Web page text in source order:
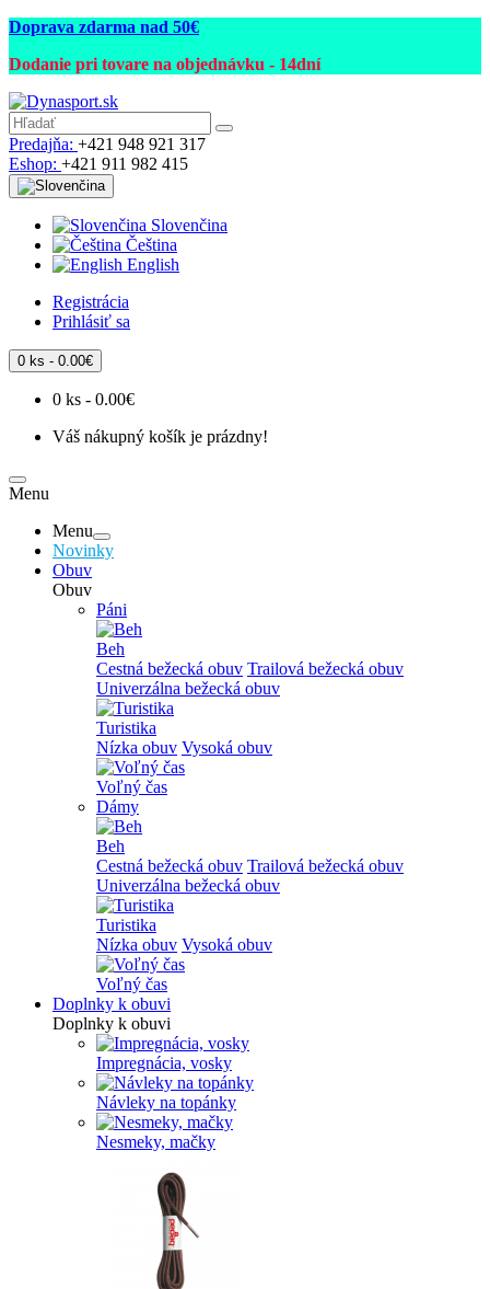
Doprava zdarma nad 50€
Dodanie pri tovare na objednávku - 14dní
Predajňa: +421 948 921 317
Eshop: +421 911 982 415
Slovenčina
Čeština
English
Registrácia
Prihlásiť sa
0 ks - 0.00€
0 ks - 0.00€
Váš nákupný košík je prázdny!
Menu
Menu
Novinky
Obuv
Obuv
Páni
Beh
Cestná bežecká obuv Trailová bežecká obuv
Univerzálna bežecká obuv
Turistika
Nízka obuv Vysoká obuv
Voľný čas
Dámy
Beh
Cestná bežecká obuv Trailová bežecká obuv
Univerzálna bežecká obuv
Turistika
Nízka obuv Vysoká obuv
Voľný čas
Doplnky k obuvi
Doplnky k obuvi
Impregnácia, vosky
Návleky na topánky
Nesmeky, mačky